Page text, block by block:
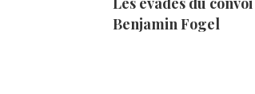
Benjamin Fogel